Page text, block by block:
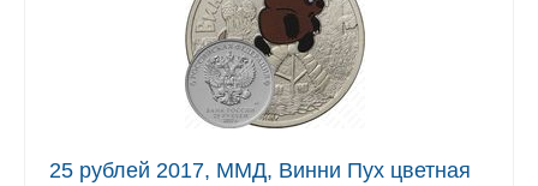
25 рублей 2017, ММД, Винни Пух цветная